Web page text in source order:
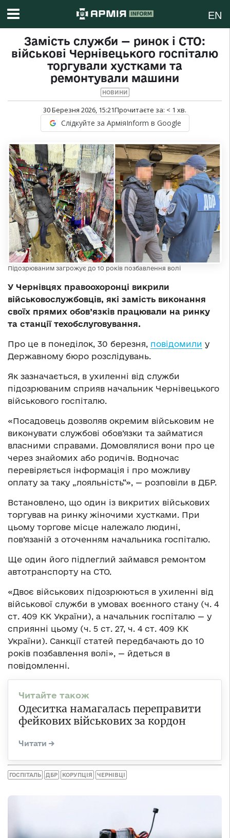
EN
Замість служби — ринок і СТО:
військові Чернівецького госпіталю
торгували хустками та
ремонтували машини
НОВИНИ
30 Березня 2026, 15:21Прочитаєте за: < 1 хв.
Слідкуйте за АрміяInform в Google
Підозрюваним загрожує до 10 років позбавлення волі
У Чернівцях правоохоронці викрили
військовослужбовців, які замість виконання
своїх прямих обов’язків працювали на ринку
та станції техобслуговування.
Про це в понеділок, 30 березня, повідомили у
Державному бюро розслідувань.
Як зазначається, в ухиленні від служби
підозрюваним сприяв начальник Чернівецького
військового госпіталю.
«Посадовець дозволяв окремим військовим не
виконувати службові обов’язки та займатися
власними справами. Домовлялися вони про це
через знайомих або родичів. Водночас
перевіряється інформація і про можливу
оплату за таку „лояльність“», — розповіли в ДБР.
Встановлено, що один із викритих військових
торгував на ринку жіночими хустками. При
цьому торгове місце належало людині,
пов’язаній з оточенням начальника госпіталю.
Ще один його підлеглий займався ремонтом
автотранспорту на СТО.
«Двоє військових підозрюються в ухиленні від
військової служби в умовах воєнного стану (ч. 4
ст. 409 КК України), а начальник госпіталю — у
сприянні цьому (ч. 5 ст. 27, ч. 4 ст. 409 КК
України). Санкції статей передбачають до 10
років позбавлення волі», — йдеться в
повідомленні.
Одеситка намагалась переправити
фейкових військових за кордон
ГОСПІТАЛЬ ДБР КОРУПЦІЯ ЧЕРНІВЦІ